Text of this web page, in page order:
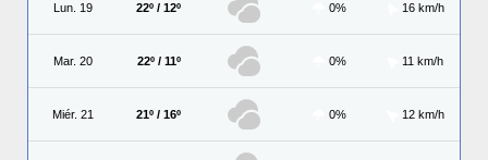
Lun. 19 22º / 12º 0% 16 km/h
Mar. 20 22º / 11º 0% 11 km/h
Miér. 21 21º / 16º 0% 12 km/h